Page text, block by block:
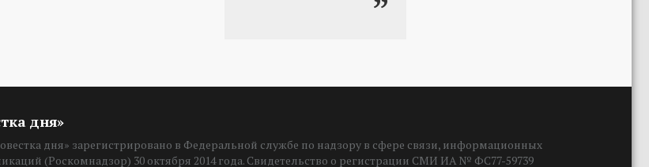
дня»
дня» зарегистрировано в Федеральной службе по надзору в сфере связи, информационных
(Роскомнадзор) 30 октября 2014 года. Свидетельство о регистрации СМИ ИА № ФС77-59739